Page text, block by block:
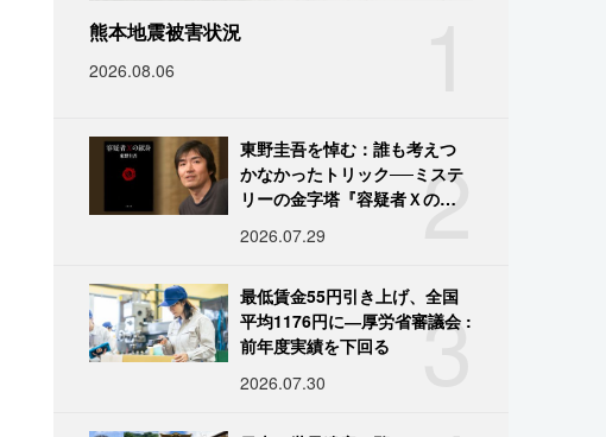
熊本地震被害状況
2026.08.06
2
東野圭吾を悼む：誰も考えつ
かなかったトリック──ミステ
リーの金字塔『容疑者Ｘの献
2026.07.29
3
最低賃金55円引き上げ、全国
平均1176円に―厚労省審議会 :
前年度実績を下回る
2026.07.30